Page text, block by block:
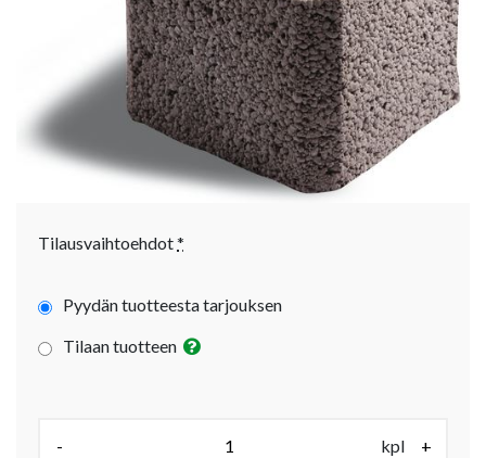
Tilausvaihtoehdot*
Pyydän tuotteesta tarjouksen
Tilaan tuotteen
- kpl +